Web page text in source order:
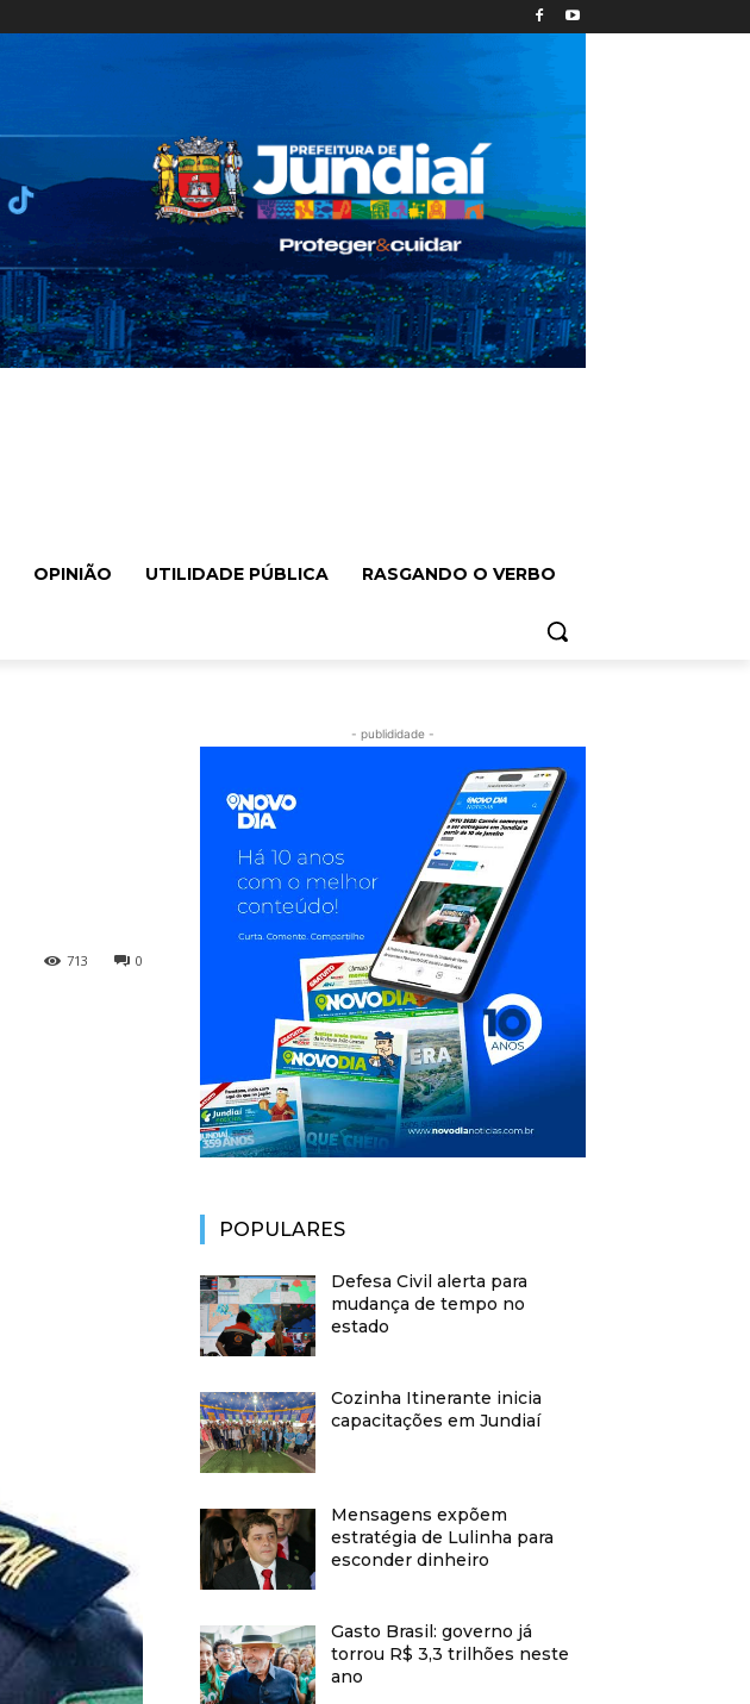
OPINIÃO UTILIDADE PÚBLICA RASGANDO O VERBO
0
713
- publididade -
POPULARES
Defesa Civil alerta para
mudança de tempo no
estado
Cozinha Itinerante inicia
capacitações em Jundiaí
Mensagens expõem
estratégia de Lulinha para
esconder dinheiro
Gasto Brasil: governo já
torrou R$ 3,3 trilhões neste
ano